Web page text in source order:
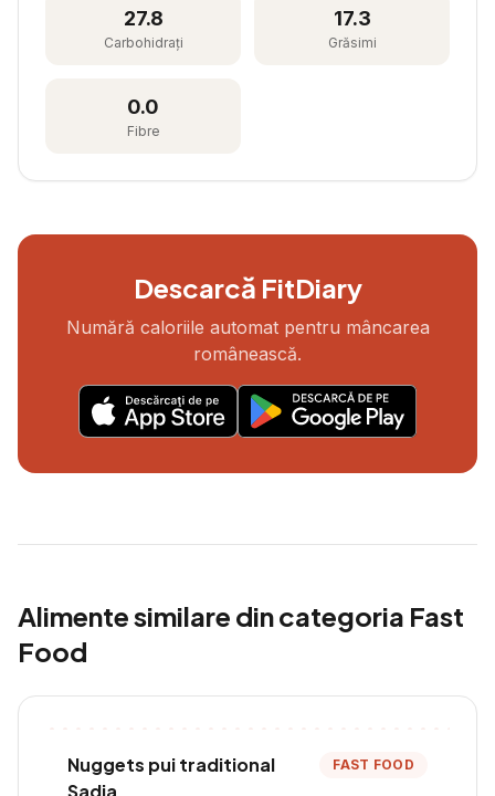
27.8
Carbohidrați
17.3
Grăsimi
0.0
Fibre
Descarcă FitDiary
Numără caloriile automat pentru mâncarea
românească.
Alimente similare din categoria Fast
Food
Nuggets pui traditional
Sadia
FAST FOOD